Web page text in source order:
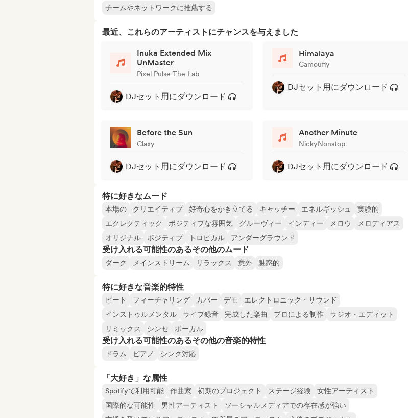
チームやネットワークに推薦する
最近、これらのアーティストにチャンスを与えました
Inuka Extended Mix
UnMaster
Pixel Pulse The Lab
DJセット用にダウンロード
Himalaya
Camoufly
DJセット用にダウンロード
Before the Sun
Claxy
DJセット用にダウンロード
Another Minute
NickyNonstop
DJセット用にダウンロード
特に好きなムード
本場の クリエイティブ 好奇心をかき立てる キャッチー エネルギッシュ
実験的
エクレクティック
ポジティブな雰囲気 グルーヴィー インディー メロウ
メロディアス
オリジナル
ポジティブ トロピカル アンダーグラウンド
受け入れる可能性のあるその他のムード
ダーク メインストリーム リラックス 意外 魅惑的
特に好きな音楽的特性
ビート フィーチャリング カバー デモ
エレクトロニック・サウンド
インストゥルメンタル
ライブ録音 完成した楽曲 プロによる制作
ラジオ・エディット
リミックス
シンセ ボーカル
受け入れる可能性のあるその他の音楽的特性
ドラム ピアノ シンク対応
「大好き」な属性
Spotifyで利用可能 作曲家 初期のプロジェクト ステージ経験
女性アーティスト
国際的な可能性
男性アーティスト
ソーシャルメディアでの存在感が強い